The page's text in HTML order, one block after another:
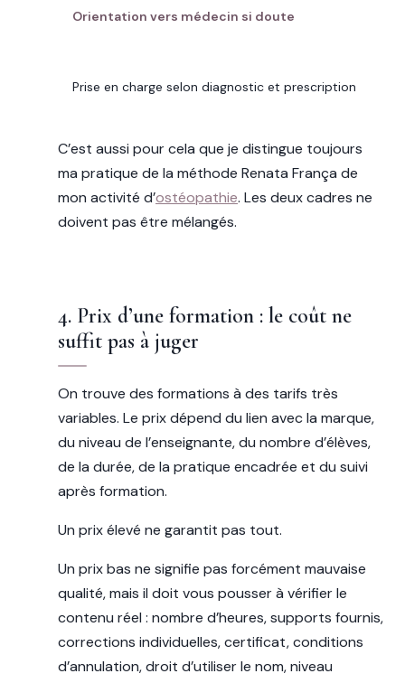
Orientation vers médecin si doute
Prise en charge selon diagnostic et prescription
C’est aussi pour cela que je distingue toujours
ma pratique de la méthode Renata França de
mon activité d’ostéopathie. Les deux cadres ne
doivent pas être mélangés.
4. Prix d’une formation : le coût ne
suffit pas à juger
On trouve des formations à des tarifs très
variables. Le prix dépend du lien avec la marque,
du niveau de l’enseignante, du nombre d’élèves,
de la durée, de la pratique encadrée et du suivi
après formation.
Un prix élevé ne garantit pas tout.
Un prix bas ne signifie pas forcément mauvaise
qualité, mais il doit vous pousser à vérifier le
contenu réel : nombre d’heures, supports fournis,
corrections individuelles, certificat, conditions
d’annulation, droit d’utiliser le nom, niveau